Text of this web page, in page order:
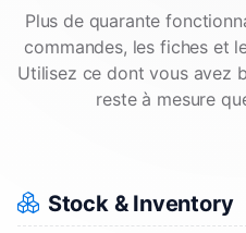
Plus de quarante
commandes, les fiches et
Utilisez ce dont vous avez
reste à mesure
Stock & Inventory